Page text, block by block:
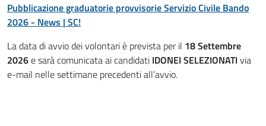
Pubblicazione graduatorie provvisorie Servizio Civile Bando
2026 - News | SC!
La data di avvio dei volontari è prevista per il 18 Settembre
2026e sarà comunicata ai candidati IDONEI SELEZIONATI via
e-mail nelle settimane precedenti all’avvio.